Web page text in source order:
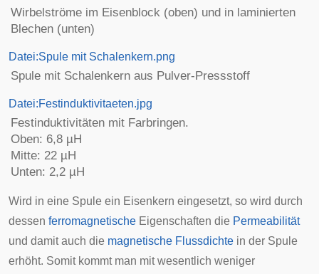
Wirbelströme im Eisenblock (oben) und in laminierten
Blechen (unten)
Datei:Spule mit Schalenkern.png
Spule mit Schalenkern aus Pulver-Pressstoff
Datei:Festinduktivitaeten.jpg
Festinduktivitäten mit Farbringen.
Oben: 6,8 µH
Mitte: 22 µH
Unten: 2,2 µH
Wird in eine Spule ein Eisenkern eingesetzt, so wird durch
dessen ferromagnetische Eigenschaften die Permeabilität
und damit auch die magnetische Flussdichte in der Spule
erhöht. Somit kommt man mit wesentlich weniger